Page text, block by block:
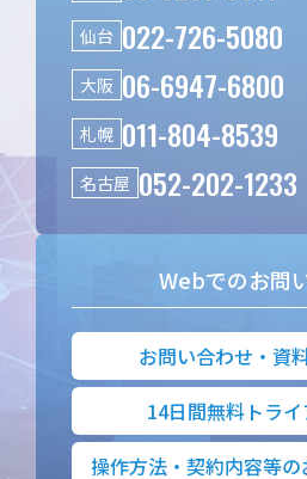
仙台 022-726-5080
大阪 06-6947-6800
札幌 011-804-8539
名古屋 052-202-1233
Webでのお問
お問い合わせ・資
14日間無料トラ
操作方法・契約内容等